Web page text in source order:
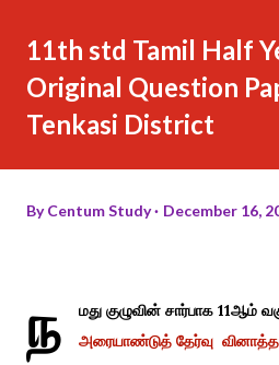
11th std Tamil Half
Original Question
Tenkasi District
ByCentum Study December 16,
ந
மது குழுவின் சார்பாக 11ஆம்
அரையாண்டுத் தேர்வு